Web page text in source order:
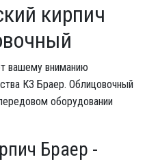
кирпич
вашему вниманию
КЗ Браер. Облицовочный
оборудовании
Браер -